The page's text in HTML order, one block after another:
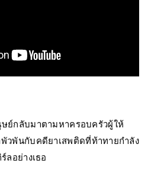
ย์กลับมาตามหาครอบครัวผู้ให้
วพันกับคดียาเสพติดที่ท้าทายกำลัง
ลอย่างเธอ